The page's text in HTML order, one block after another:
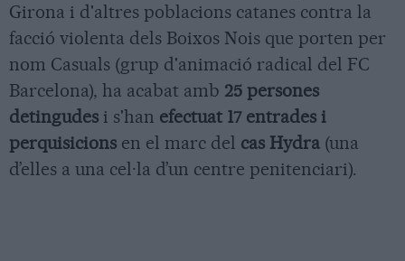
Girona i d'altres poblacions catanes contra la
facció violenta dels Boixos Nois que porten per
nom Casuals (grup d'animació radical del FC
Barcelona), ha acabat amb 25 persones
detingudes i s'han efectuat 17 entrades i
perquisicions en el marc del cas Hydra (una
d’elles a una cel·la d’un centre penitenciari).